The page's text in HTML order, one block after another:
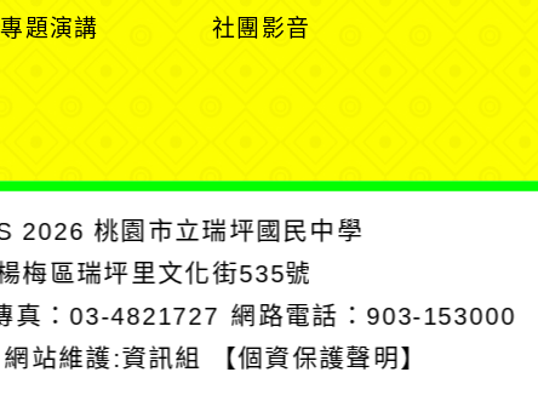
專題演講
社團影音
2026桃園市立瑞坪國民中學
梅區瑞坪里文化街535號
真：03-4821727 網路電話：903-153000
網站維護:資訊組 【個資保護聲明】